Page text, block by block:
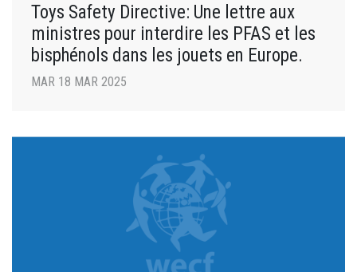
Toys Safety Directive: Une lettre aux
ministres pour interdire les PFAS et les
bisphénols dans les jouets en Europe.
MAR 18 MAR 2025